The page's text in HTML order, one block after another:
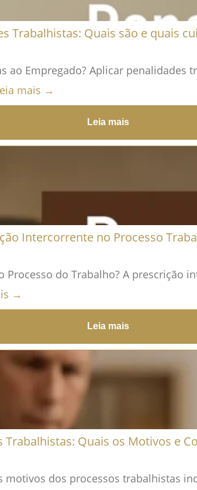
Trabalhistas: Quais são e quais
ao Empregado? Aplicar penalidades
mais →
Leia mais
Intercorrente no Processo
Processo do Trabalho? A prescrição
→
Leia mais
Trabalhistas: Quais os Motivos e
motivos dos processos trabalhistas